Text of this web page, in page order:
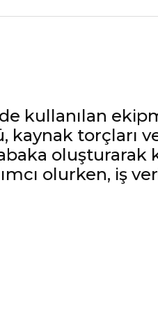
kullanılan
kaynak torçları
olurken, iş